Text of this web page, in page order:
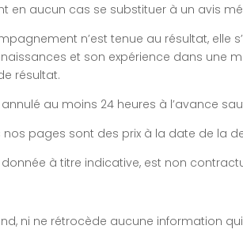
en aucun cas se substituer à un avis
n’est tenue au résultat, elle
et son expérience dans une
résultat.
au moins 24 heures à l’avance
pages sont des prix à la date de la
à titre indicative, est non
ni ne rétrocède aucune information